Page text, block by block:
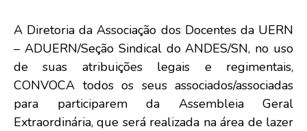
A Diretoria da Associação dos Docentes da UERN
– ADUERN/Seção Sindical do ANDES/SN, no uso
de suas atribuições legais e regimentais,
CONVOCA todos os seus associados/associadas
para participarem da Assembleia Geral
Extraordinária, que será realizada na área de lazer